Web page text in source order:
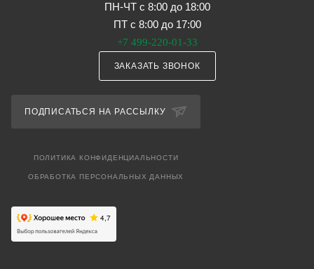
ПН-ЧТ с 8:00 до 18:00
ПТ с 8:00 до 17:00
+7 499-220-01-33
ЗАКАЗАТЬ ЗВОНОК
ПОДПИСАТЬСЯ НА РАССЫЛКУ
ПОЛИТИКА КОНФИДЕНЦИАЛЬНОСТИ
ОБРАБОТКА ПЕРСОНАЛЬНЫХ ДАННЫХ